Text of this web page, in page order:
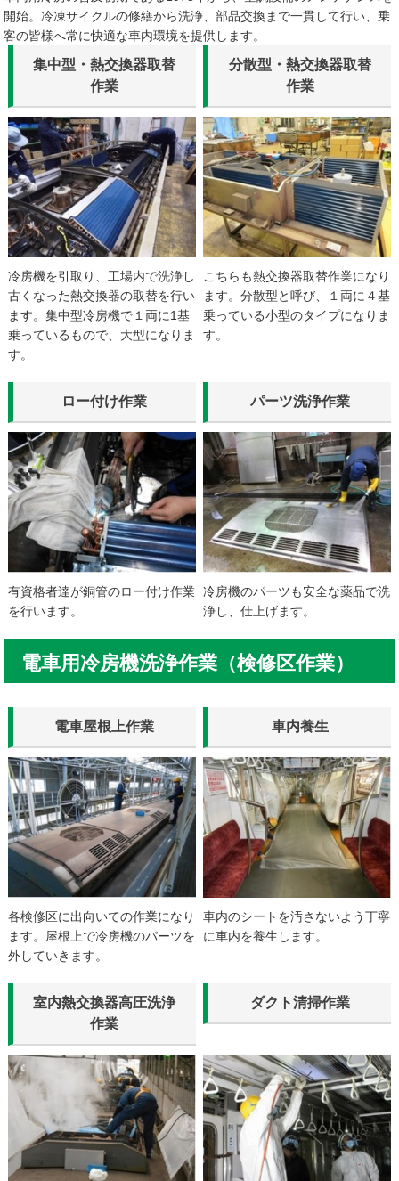
開始。冷凍サイクルの修繕から洗浄、部品交換まで一貫して行い、乗
客の皆様へ常に快適な車内環境を提供します。
集中型・熱交換器取替
作業
冷房機を引取り、工場内で洗浄し
古くなった熱交換器の取替を行い
ます。集中型冷房機で１両に1基
乗っているもので、大型になりま
す。
分散型・熱交換器取替
作業
こちらも熱交換器取替作業になり
ます。分散型と呼び、１両に４基
乗っている小型のタイプになりま
す。
ロー付け作業
有資格者達が銅管のロー付け作業
を行います。
パーツ洗浄作業
冷房機のパーツも安全な薬品で洗
浄し、仕上げます。
電車用冷房機洗浄作業（検修区作業）
電車屋根上作業
各検修区に出向いての作業になり
ます。屋根上で冷房機のパーツを
外していきます。
車内養生
車内のシートを汚さないよう丁寧
に車内を養生します。
室内熱交換器高圧洗浄
作業
ダクト清掃作業